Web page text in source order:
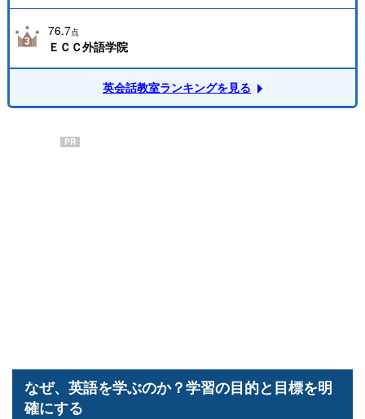
76.7点
ＥＣＣ外語学院
英会話教室ランキングを見る
PR
なぜ、英語を学ぶのか？学習の目的と目標を明
確にする